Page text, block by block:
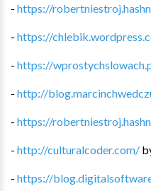
- https://
- https://
- https://
- http://
- https://
- http://culturalcoder.com/
- https://